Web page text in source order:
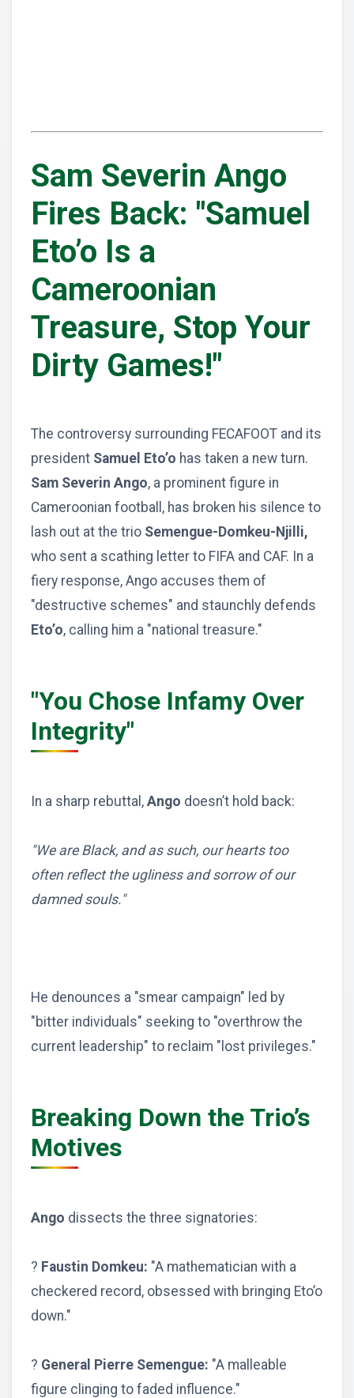
Sam Severin Ango
Fires Back: "Samuel
Eto’o Is a
Cameroonian
Treasure, Stop Your
Dirty Games!"
The controversy surrounding FECAFOOT and its
president Samuel Eto’o has taken a new turn.
Sam Severin Ango, a prominent figure in
Cameroonian football, has broken his silence to
lash out at the trio Semengue-Domkeu-Njilli,
who sent a scathing letter to FIFA and CAF. In a
fiery response, Ango accuses them of
"destructive schemes" and staunchly defends
Eto’o, calling him a "national treasure."
"You Chose Infamy Over
Integrity"
In a sharp rebuttal, Ango doesn’t hold back:
"We are Black, and as such, our hearts too
often reflect the ugliness and sorrow of our
damned souls."
He denounces a "smear campaign" led by
"bitter individuals" seeking to "overthrow the
current leadership" to reclaim "lost privileges."
Breaking Down the Trio’s
Motives
Ango dissects the three signatories:
? Faustin Domkeu: "A mathematician with a
checkered record, obsessed with bringing Eto’o
down."
? General Pierre Semengue: "A malleable
figure clinging to faded influence."